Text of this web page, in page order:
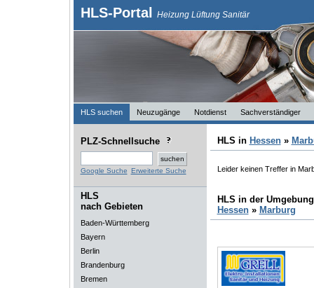
HLS-Portal Heizung Lüftung Sanitär
HLS suchen Neuzugänge Notdienst Sachverständiger
PLZ-Schnellsuche
Google Suche Erweiterte Suche
HLS
nach Gebieten
Baden-Württemberg
Bayern
Berlin
Brandenburg
Bremen
HLS in Hessen»
Leider keinen Treffer in
HLS in der
Hessen» Marburg